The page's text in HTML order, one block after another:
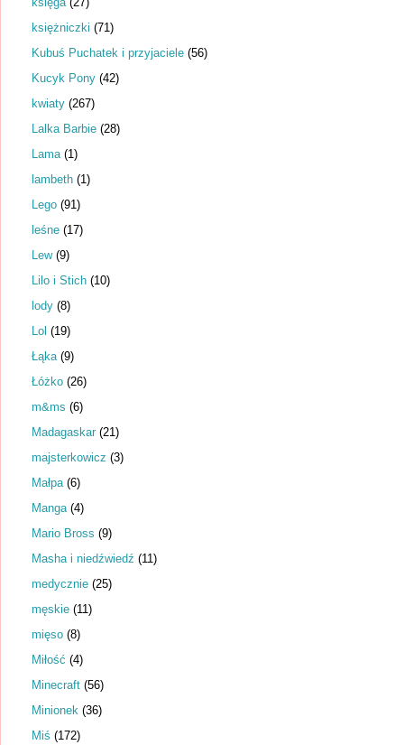
księżniczki (71)
Kubuś Puchatek i przyjaciele (56)
Kucyk Pony (42)
kwiaty (267)
Lalka Barbie (28)
Lama (1)
lambeth (1)
Lego (91)
leśne (17)
Lew (9)
Lilo i Stich (10)
lody (8)
Lol (19)
Łąka (9)
Łóżko (26)
m&ms (6)
Madagaskar (21)
majsterkowicz (3)
Małpa (6)
Manga (4)
Mario Bross (9)
Masha i niedźwiedź (11)
medycznie (25)
męskie (11)
mięso (8)
Miłość (4)
Minecraft (56)
Minionek (36)
Miś (172)